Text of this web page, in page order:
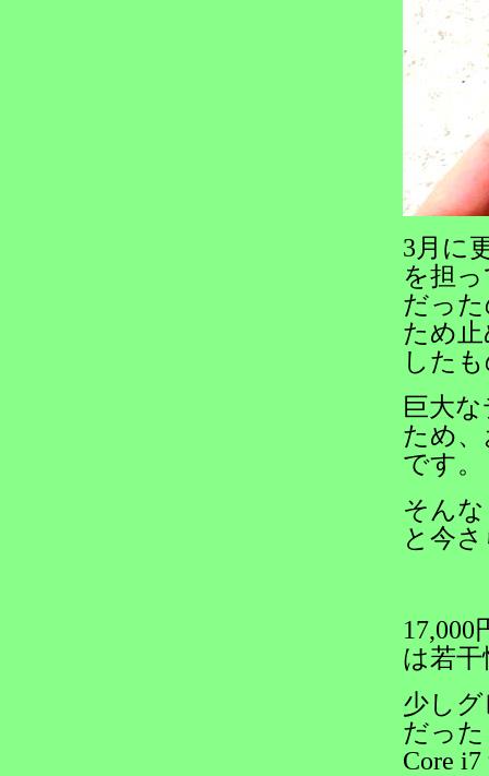
3月に
を担
だっ
ため
した
巨大
ため
です。
そん
と今
は若
少し
だっ
Core